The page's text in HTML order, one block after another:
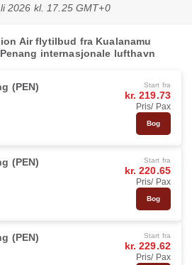
2026 kl. 17.25 GMT+0
Air flytilbud fra Kualanamu
internasjonale lufthavn
(PEN) Start fra
kr. 219.73
Pris/ Pax
Bog
(PEN) Start fra
kr. 220.65
Pris/ Pax
Bog
(PEN) Start fra
kr. 229.62
Pris/ Pax